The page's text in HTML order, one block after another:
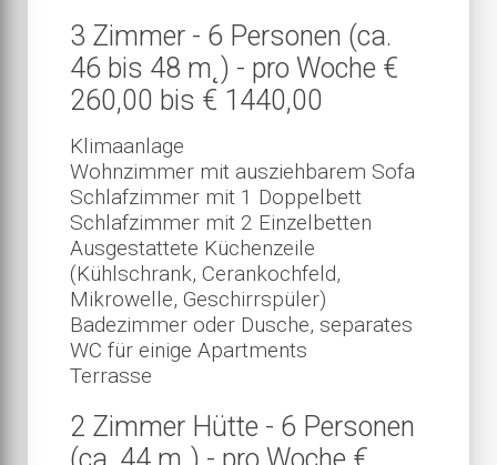
3 Zimmer - 6 Personen (ca.
46 bis 48 m˛) - pro Woche €
260,00 bis € 1440,00
Klimaanlage
Wohnzimmer mit ausziehbarem Sofa
Schlafzimmer mit 1 Doppelbett
Schlafzimmer mit 2 Einzelbetten
Ausgestattete Küchenzeile
(Kühlschrank, Cerankochfeld,
Mikrowelle, Geschirrspüler)
Badezimmer oder Dusche, separates
WC für einige Apartments
Terrasse
2 Zimmer Hütte - 6 Personen